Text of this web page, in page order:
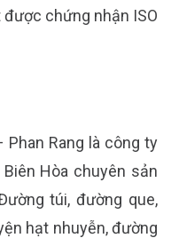
được chứng nhận ISO
Phan Rang là công ty
Hòa chuyên sản
túi, đường que,
hạt nhuyễn, đường